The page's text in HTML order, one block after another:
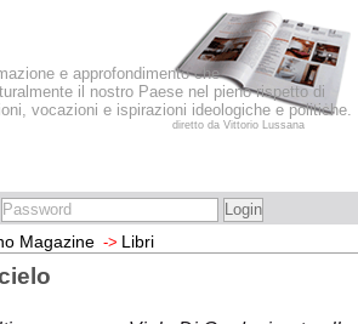
e approfondimento che
il nostro Paese nel pieno rispetto di
vocazioni e ispirazioni ideologiche e politiche.
diretto da Vittorio Lussana
Magazine -> Libri